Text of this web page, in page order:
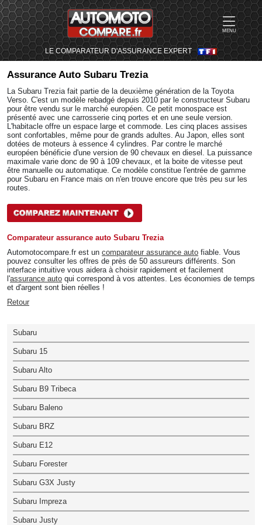
MENU
LE COMPARATEUR D'ASSURANCE EXPERT
Assurance Auto Subaru Trezia
La Subaru Trezia fait partie de la deuxième génération de la Toyota
Verso. C'est un modèle rebadgé depuis 2010 par le constructeur Subaru
pour être vendu sur le marché européen. Ce petit monospace est
présenté avec une carrosserie cinq portes et en une seule version.
L'habitacle offre un espace large et commode. Les cinq places assises
sont confortables, même pour de grands adultes. Au Japon, elles sont
dotées de moteurs à essence 4 cylindres. Par contre le marché
européen bénéficie d'une version de 90 chevaux en diesel. La puissance
maximale varie donc de 90 à 109 chevaux, et la boite de vitesse peut
être manuelle ou automatique. Ce modèle constitue l'entrée de gamme
pour Subaru en France mais on n'en trouve encore que très peu sur les
routes.
Comparateur assurance auto Subaru Trezia
Automotocompare.fr est un comparateur assurance auto fiable. Vous
pouvez consulter les offres de près de 50 assureurs différents. Son
interface intuitive vous aidera à choisir rapidement et facilement
l'assurance auto qui correspond à vos attentes. Les économies de temps
et d'argent sont bien réelles !
Retour
Subaru
Subaru 15
Subaru Alto
Subaru B9 Tribeca
Subaru Baleno
Subaru BRZ
Subaru E12
Subaru Forester
Subaru G3X Justy
Subaru Impreza
Subaru Justy